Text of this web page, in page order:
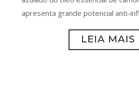
apresenta grande potencial anti-
LEIA MAIS